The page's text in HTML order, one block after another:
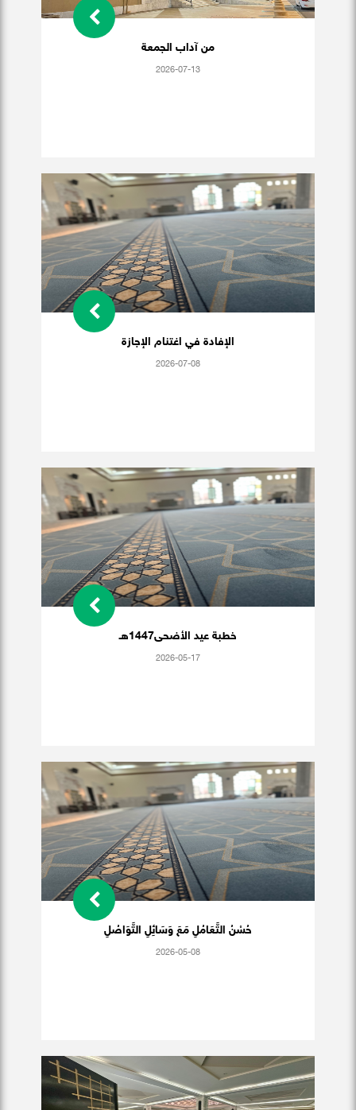
من آداب الجمعة
2026-07-13
الإفادة في اغتنام الإجازة
2026-07-08
خطبة عيد الأضحى1447هـ
2026-05-17
حُسْنُ التَّعَامُلِ مَعَ وَسَائِلِ التَّوَاصُلِ
2026-05-08